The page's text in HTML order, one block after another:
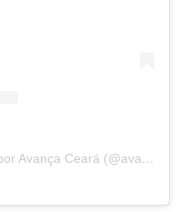
Uma publicação compartilhada por Avança Ceará (@avancaceara)